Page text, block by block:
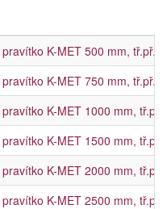
K-MET 500 mm,
K-MET 750 mm,
K-MET 1000 mm,
K-MET 1500 mm,
K-MET 2000 mm,
K-MET 2500 mm,